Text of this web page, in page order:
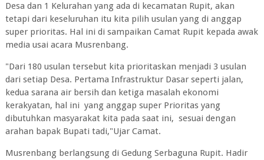
Desa dan 1 Kelurahan yang ada di kecamatan Rupit, akan
tetapi dari keseluruhan itu kita pilih usulan yang di anggap
super prioritas. Hal ini di sampaikan Camat Rupit kepada awak
media usai acara Musrenbang.
"Dari 180 usulan tersebut kita prioritaskan menjadi 3 usulan
dari setiap Desa. Pertama Infrastruktur Dasar seperti jalan,
kedua sarana air bersih dan ketiga masalah ekonomi
kerakyatan, hal ini yang anggap super Prioritas yang
dibutuhkan masyarakat kita pada saat ini, sesuai dengan
arahan bapak Bupati tadi,"Ujar Camat.
Musrenbang berlangsung di Gedung Serbaguna Rupit. Hadir